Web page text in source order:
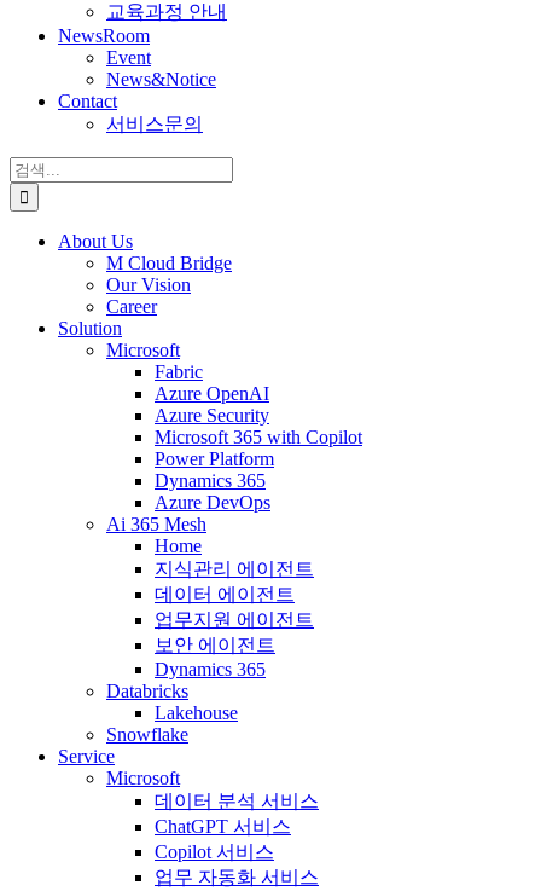
교육과정 안내
NewsRoom
Event
News&Notice
Contact
서비스문의
검
색:
About Us
M Cloud Bridge
Our Vision
Career
Solution
Microsoft
Fabric
Azure OpenAI
Azure Security
Microsoft 365 with Copilot
Power Platform
Dynamics 365
Azure DevOps
Ai 365 Mesh
Home
지식관리 에이전트
데이터 에이전트
업무지원 에이전트
보안 에이전트
Dynamics 365
Databricks
Lakehouse
Snowflake
Service
Microsoft
데이터 분석 서비스
ChatGPT 서비스
Copilot 서비스
업무 자동화 서비스